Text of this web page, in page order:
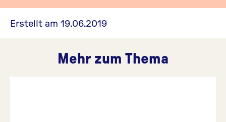
Erstellt am 19.06.2019
Mehr zum Thema